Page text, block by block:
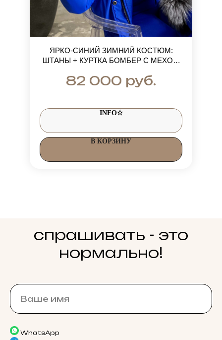
ЯРКО-СИНИЙ ЗИМНИЙ КОСТЮМ:
ШТАНЫ + КУРТКА БОМБЕР С МЕХОМ
82 000 руб.
INFO✫
В КОРЗИНУ
спрашивать - это
нормально!
WhatsApp